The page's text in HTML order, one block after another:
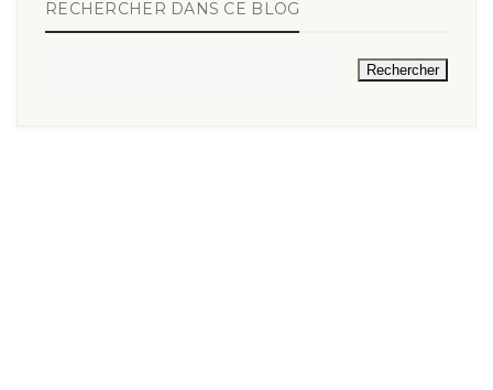
RECHERCHER DANS CE BLOG